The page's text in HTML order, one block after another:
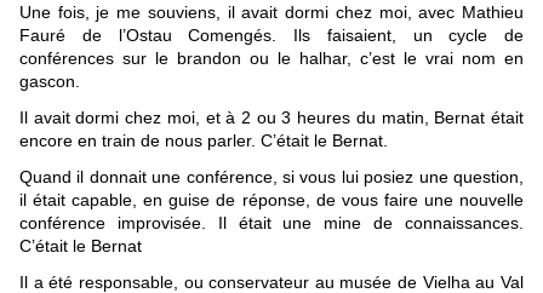
Une fois, je me souviens, il avait dormi chez moi, avec Mathieu
Fauré de l’Ostau Comengés. Ils faisaient, un cycle de
conférences sur le brandon ou le halhar, c’est le vrai nom en
gascon.
Il avait dormi chez moi, et à 2 ou 3 heures du matin, Bernat était
encore en train de nous parler. C’était le Bernat.
Quand il donnait une conférence, si vous lui posiez une question,
il était capable, en guise de réponse, de vous faire une nouvelle
conférence improvisée. Il était une mine de connaissances.
C’était le Bernat
Il a été responsable, ou conservateur au musée de Vielha au Val